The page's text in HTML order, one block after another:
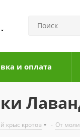
и оплата
крыс кротов - От моли